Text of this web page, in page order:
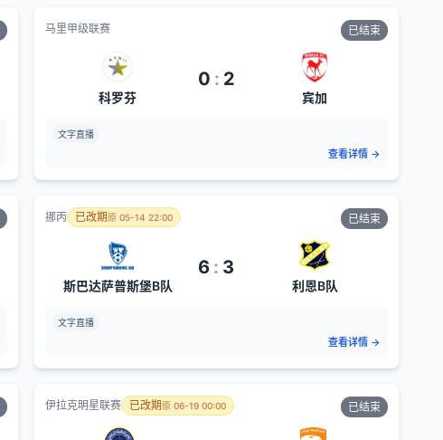
马里甲级联赛 已结束
科罗芬
0 : 2
宾加
文字直播
查看详情→
挪丙 已改期原 05-14 22:00 已结束
斯巴达萨普斯堡B队
6 : 3
利恩B队
文字直播
查看详情→
伊拉克明星联赛 已改期原 06-19 00:00 已结束